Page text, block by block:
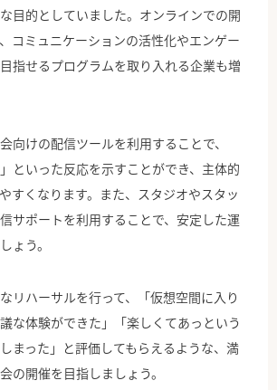
目的としていました。オンラインでの開
コミュニケーションの活性化やエンゲー
指せるプログラムを取り入れる企業も増
向けの配信ツールを利用することで、
」といった反応を示すことができ、主体的
すくなります。また、スタジオやスタッ
サポートを利用することで、安定した運
ょう。
リハーサルを行って、「仮想空間に入り
な体験ができた」「楽しくてあっという
まった」と評価してもらえるような、満
の開催を目指しましょう。